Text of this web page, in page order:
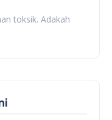
toksik. Adakah